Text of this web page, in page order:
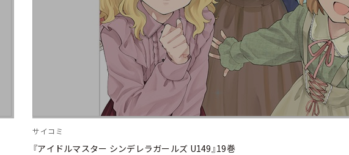
サイコミ
『アイドルマスター シンデレラガールズ U149』19巻